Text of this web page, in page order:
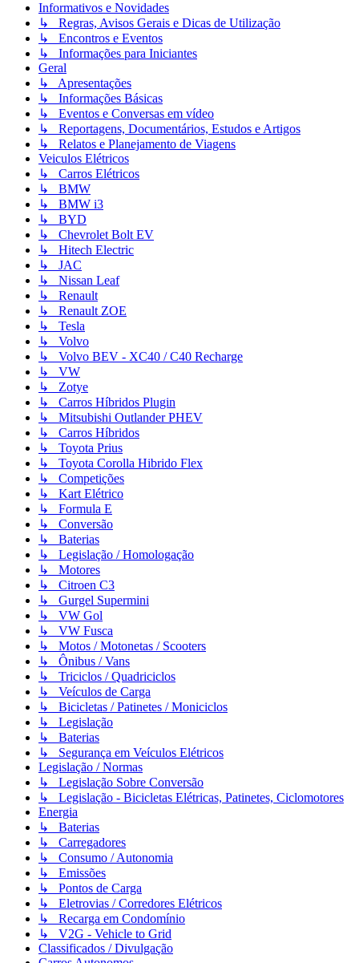
Informativos e Novidades
↳ Regras, Avisos Gerais e Dicas de Utilização
↳ Encontros e Eventos
↳ Informações para Iniciantes
Geral
↳ Apresentações
↳ Informações Básicas
↳ Eventos e Conversas em vídeo
↳ Reportagens, Documentários, Estudos e Artigos
↳ Relatos e Planejamento de Viagens
Veiculos Elétricos
↳ Carros Elétricos
↳ BMW
↳ BMW i3
↳ BYD
↳ Chevrolet Bolt EV
↳ Hitech Electric
↳ JAC
↳ Nissan Leaf
↳ Renault
↳ Renault ZOE
↳ Tesla
↳ Volvo
↳ Volvo BEV - XC40 / C40 Recharge
↳ VW
↳ Zotye
↳ Carros Híbridos Plugin
↳ Mitsubishi Outlander PHEV
↳ Carros Híbridos
↳ Toyota Prius
↳ Toyota Corolla Hibrido Flex
↳ Competições
↳ Kart Elétrico
↳ Formula E
↳ Conversão
↳ Baterias
↳ Legislação / Homologação
↳ Motores
↳ Citroen C3
↳ Gurgel Supermini
↳ VW Gol
↳ VW Fusca
↳ Motos / Motonetas / Scooters
↳ Ônibus / Vans
↳ Triciclos / Quadriciclos
↳ Veículos de Carga
↳ Bicicletas / Patinetes / Moniciclos
↳ Legislação
↳ Baterias
↳ Segurança em Veículos Elétricos
Legislação / Normas
↳ Legislação Sobre Conversão
↳ Legislação - Bicicletas Elétricas, Patinetes, Ciclomotores
Energia
↳ Baterias
↳ Carregadores
↳ Consumo / Autonomia
↳ Emissões
↳ Pontos de Carga
↳ Eletrovias / Corredores Elétricos
↳ Recarga em Condomínio
↳ V2G - Vehicle to Grid
Classificados / Divulgação